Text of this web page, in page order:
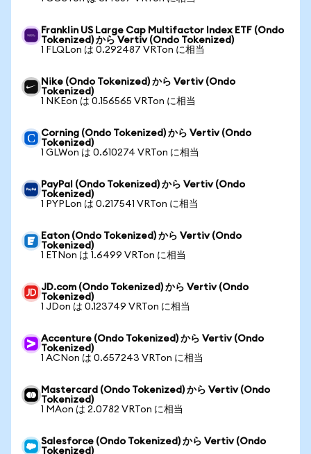
Franklin US Large Cap Multifactor Index ETF (Ondo
Tokenized) から Vertiv (Ondo Tokenized)
1 FLQLon は 0.292487 VRTon に相当
Nike (Ondo Tokenized) から Vertiv (Ondo
Tokenized)
1 NKEon は 0.156565 VRTon に相当
Corning (Ondo Tokenized) から Vertiv (Ondo
Tokenized)
1 GLWon は 0.610274 VRTon に相当
PayPal (Ondo Tokenized) から Vertiv (Ondo
Tokenized)
1 PYPLon は 0.217541 VRTon に相当
Eaton (Ondo Tokenized) から Vertiv (Ondo
Tokenized)
1 ETNon は 1.6499 VRTon に相当
JD.com (Ondo Tokenized) から Vertiv (Ondo
Tokenized)
1 JDon は 0.123749 VRTon に相当
Accenture (Ondo Tokenized) から Vertiv (Ondo
Tokenized)
1 ACNon は 0.657243 VRTon に相当
Mastercard (Ondo Tokenized) から Vertiv (Ondo
Tokenized)
1 MAon は 2.0782 VRTon に相当
Salesforce (Ondo Tokenized) から Vertiv (Ondo
Tokenized)